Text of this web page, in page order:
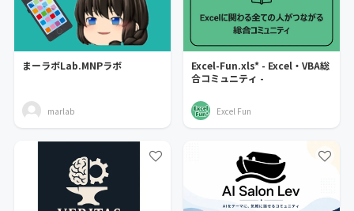
まーラボLab.MNPラボ
marlab
Excel-Fun.xls* - Excel・VBA総
合コミュニティ -
Excel Fun